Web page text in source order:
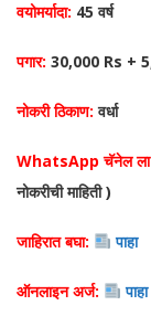
वयोमर्यादा: 45 वर्ष
पगार: 30,000 Rs +
नोकरी ठिकाण: वर्धा
WhatsApp चॅनेल ला
नोकरीची माहिती )
जाहिरात बघा: पाहा
ऑनलाइन अर्ज: पाहा